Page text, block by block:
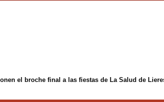
el broche final a las fiestas de La Salud de